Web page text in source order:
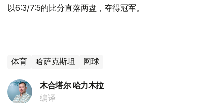
以6:3/7:5的比分直落两盘，夺得冠军。
体育 哈萨克斯坦 网球
木合塔尔 哈力木拉
编译